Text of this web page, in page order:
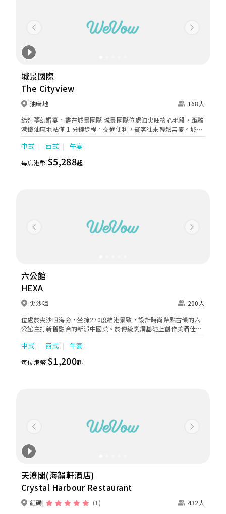
Previous Next
城景國際
The Cityview
油麻地
168人
締造夢幻婚宴，盡在城景國際 城景國際位處油尖旺核心地段，距離
港鐵油麻地站僅 1 分鐘步程，交通便利，賓客往來輕鬆無憂。城景
國際提供設備齊全的客房與套房，無論是婚宴前的「出門」安排，
或是新人專屬的蜜月套房，都能讓您享受愉快的住宿體驗，輕鬆迎
接幸福時刻。 婚宴場地方面，水晶殿以高雅格調見稱，華麗水晶燈
搭配典雅窗簾，氣派非凡。無柱式高樓底設計，空間感十足，靈活
節，讓您輕鬆舉辦一場難忘的婚宴。 立即預訂中式或西式酒席，與
城景國際攜手締造永誌難忘的幸福時刻！ 城景國際將於2026年3月
中式 西式 午宴
每席港幣 $5,288起
Previous Next
六公館
HEXA
尖沙咀
200人
位處於尖沙咀海旁，坐擁270度維港景致，設計時尚帶點古韻的六
公館主打新舊融合的新派中國菜。於傳統烹調基礎上創作美酒佳
餚，帶來更豐富的餐飲體驗。
中式 西式 午宴
每位港幣 $1,200起
Previous Next
天澄閣(海韻軒酒店)
Crystal Harbour Restaurant
紅磡 (1)
432人